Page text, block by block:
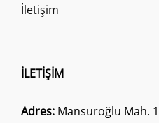
İletişim
İLETIŞIM
Adres: Mansuroğlu Mah.